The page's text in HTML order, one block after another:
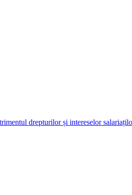
drepturilor și intereselor